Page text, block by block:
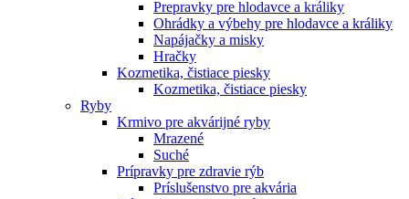
Prepravky pre hlodavce a králiky
Ohrádky a výbehy pre hlodavce a králiky
Napájačky a misky
Hračky
Kozmetika, čistiace piesky
Kozmetika, čistiace piesky
Ryby
Krmivo pre akvárijné ryby
Mrazené
Suché
Prípravky pre zdravie rýb
Príslušenstvo pre akvária